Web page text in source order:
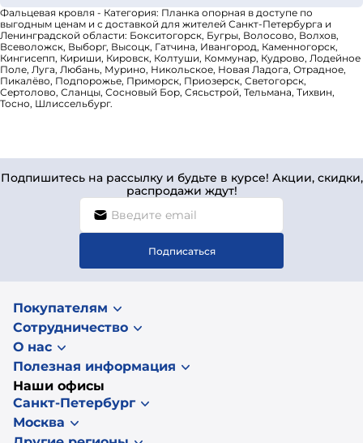
Фальцевая кровля - Категория: Планка опорная в доступе по
выгодным ценам и с доставкой для жителей Санкт-Петербурга и
Ленинградской области: Бокситогорск, Бугры, Волосово, Волхов,
Всеволожск, Выборг, Высоцк, Гатчина, Ивангород, Каменногорск,
Кингисепп, Кириши, Кировск, Колтуши, Коммунар, Кудрово, Лодейное
Поле, Луга, Любань, Мурино, Никольское, Новая Ладога, Отрадное,
Пикалёво, Подпорожье, Приморск, Приозерск, Светогорск,
Сертолово, Сланцы, Сосновый Бор, Сясьстрой, Тельмана, Тихвин,
Тосно, Шлиссельбург.
Подпишитесь на рассылку и будьте в курсе! Акции, скидки,
распродажи ждут!
Подписаться
Покупателям
Сотрудничество
О нас
Полезная информация
Наши офисы
Санкт-Петербург
Москва